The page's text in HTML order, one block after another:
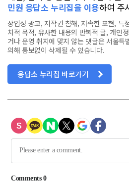
민원 응답소 누리집을 이용하여 주
상업성 광고, 저작권 침해, 저속한 표현, 특
치적 목적, 유사한 내용의 반복적 글, 개인
거나 운영 취지에 맞지 않는 댓글은 서울특
의해 통보없이 삭제될 수 있습니다.
응답소 누리집 바로가기